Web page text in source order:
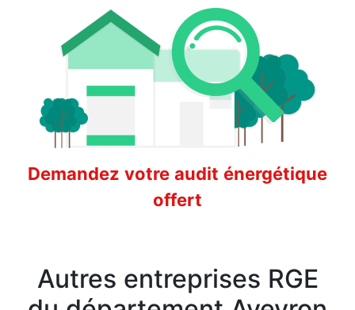
Demandez votre audit énergétique
offert
Autres entreprises RGE